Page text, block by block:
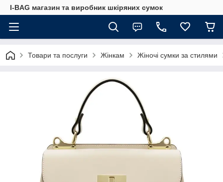
I-BAG магазин та виробник шкіряних сумок
Товари та послуги Жінкам Жіночі сумки за стилями